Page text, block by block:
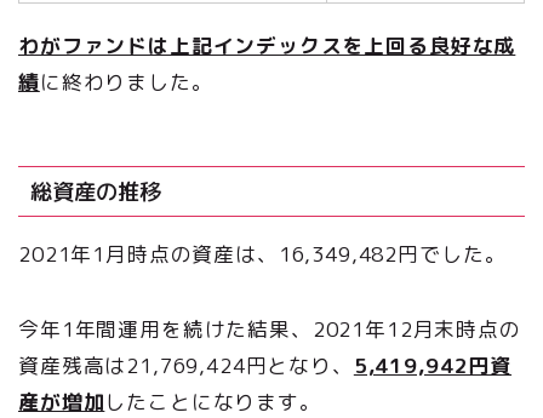
わがファンドは上記インデックスを上回る良好な成
績に終わりました。
総資産の推移
2021年1月時点の資産は、16,349,482円でした。
今年1年間運用を続けた結果、2021年12月末時点の
資産残高は21,769,424円となり、 5,419,942円資
産が増加したことになります。